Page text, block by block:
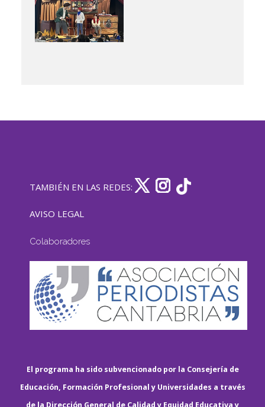
TAMBIÉN EN LAS REDES:
AVISO LEGAL
Colaboradores
El programa ha sido subvencionado por la Consejería de
Educación, Formación Profesional y Universidades a través